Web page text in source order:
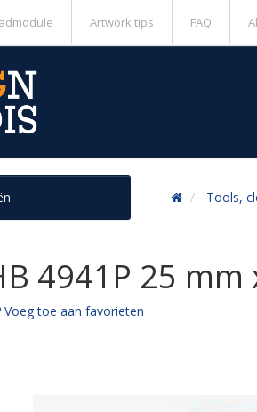
Artwork tips FAQ
Tools,
4941P 25
Voeg toe aan favorieten